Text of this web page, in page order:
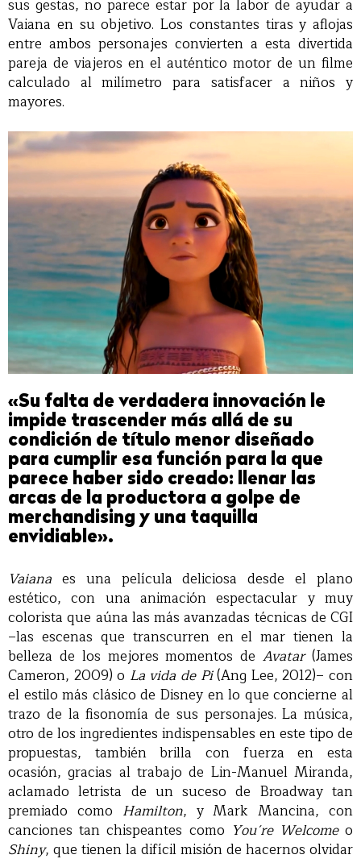
sus gestas, no parece estar por la labor de ayudar a
Vaiana en su objetivo. Los constantes tiras y aflojas
entre ambos personajes convierten a esta divertida
pareja de viajeros en el auténtico motor de un filme
calculado al milímetro para satisfacer a niños y
mayores.
«Su falta de verdadera innovación le
impide trascender más allá de su
condición de título menor diseñado
para cumplir esa función para la que
parece haber sido creado: llenar las
arcas de la productora a golpe de
merchandising y una taquilla
envidiable».
Vaiana es una película deliciosa desde el plano
estético, con una animación espectacular y muy
colorista que aúna las más avanzadas técnicas de CGI
–las escenas que transcurren en el mar tienen la
belleza de los mejores momentos deAvatar(James
Cameron, 2009) o La vida de Pi(Ang Lee, 2012)– con
el estilo más clásico de Disney en lo que concierne al
trazo de la fisonomía de sus personajes. La música,
otro de los ingredientes indispensables en este tipo de
propuestas, también brilla con fuerza en esta
ocasión, gracias al trabajo de Lin-Manuel Miranda,
aclamado letrista de un suceso de Broadway tan
premiado como Hamilton, y Mark Mancina, con
canciones tan chispeantes como You´re Welcomeo
Shiny, que tienen la difícil misión de hacernos olvidar